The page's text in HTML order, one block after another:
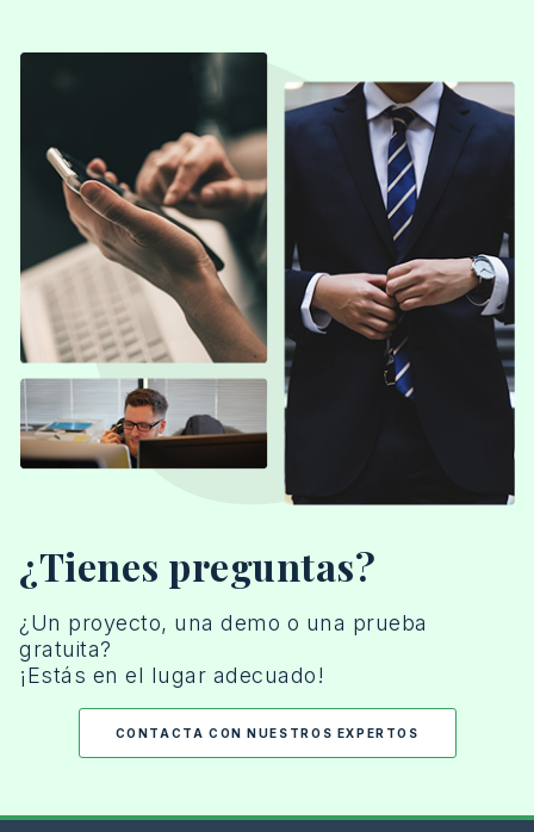
¿Tienes preguntas?
¿Un proyecto, una demo o una prueba
gratuita?
¡Estás en el lugar adecuado!
CONTACTA CON NUESTROS EXPERTOS